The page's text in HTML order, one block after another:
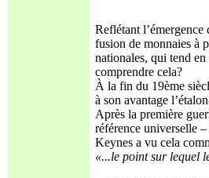
Reflétant
fusion de monnaies à
nationales, qui tend
comprendre cela?
À la fin du 19ème
à son avantage
Après la première
référence universelle
Keynes a vu cela
«...le point sur lequel